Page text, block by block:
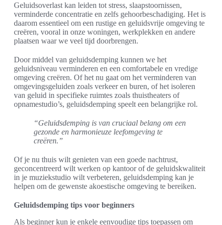
Geluidsoverlast kan leiden tot stress, slaapstoornissen,
verminderde concentratie en zelfs gehoorbeschadiging. Het is
daarom essentieel om een rustige en geluidsvrije omgeving te
creëren, vooral in onze woningen, werkplekken en andere
plaatsen waar we veel tijd doorbrengen.
Door middel van geluidsdemping kunnen we het
geluidsniveau verminderen en een comfortabele en vredige
omgeving creëren. Of het nu gaat om het verminderen van
omgevingsgeluiden zoals verkeer en buren, of het isoleren
van geluid in specifieke ruimtes zoals thuistheaters of
opnamestudio’s, geluidsdemping speelt een belangrijke rol.
“Geluidsdemping is van cruciaal belang om een
gezonde en harmonieuze leefomgeving te
creëren.”
Of je nu thuis wilt genieten van een goede nachtrust,
geconcentreerd wilt werken op kantoor of de geluidskwaliteit
in je muziekstudio wilt verbeteren, geluidsdemping kan je
helpen om de gewenste akoestische omgeving te bereiken.
Geluidsdemping tips voor beginners
Als beginner kun je enkele eenvoudige tips toepassen om